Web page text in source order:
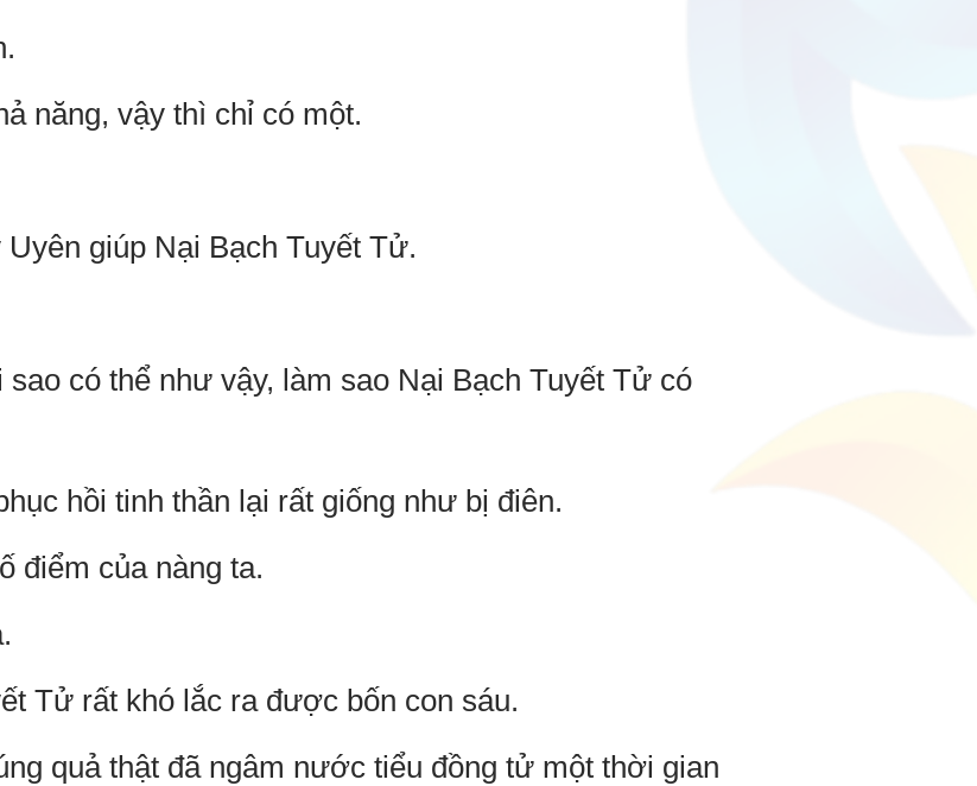
năng, vậy thì chỉ có một.
giúp Nại Bạch Tuyết Tử.
có thể như vậy, làm sao Nại Bạch Tuyết Tử có
hồi tinh thần lại rất giống như bị điên.
điểm của nàng ta.
Tử rất khó lắc ra được bốn con sáu.
quả thật đã ngâm nước tiểu đồng tử một thời gian